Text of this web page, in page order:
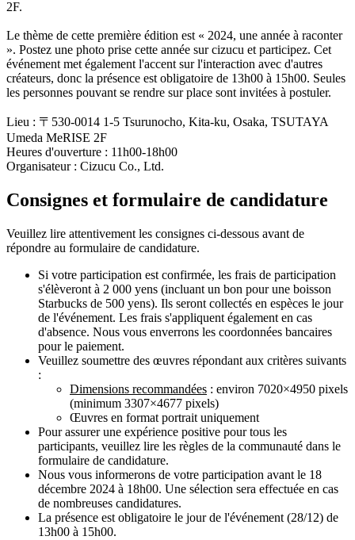
2F.
Le thème de cette première édition est « 2024, une année à raconter
». Postez une photo prise cette année sur cizucu et participez. Cet
événement met également l'accent sur l'interaction avec d'autres
créateurs, donc la présence est obligatoire de 13h00 à 15h00. Seules
les personnes pouvant se rendre sur place sont invitées à postuler.
Lieu : 〒530-0014 1-5 Tsurunocho, Kita-ku, Osaka, TSUTAYA
Umeda MeRISE 2F
Heures d'ouverture : 11h00-18h00
Organisateur : Cizucu Co., Ltd.
Consignes et formulaire de candidature
Veuillez lire attentivement les consignes ci-dessous avant de
répondre au formulaire de candidature.
Si votre participation est confirmée, les frais de participation
s'élèveront à 2 000 yens (incluant un bon pour une boisson
Starbucks de 500 yens). Ils seront collectés en espèces le jour
de l'événement. Les frais s'appliquent également en cas
d'absence. Nous vous enverrons les coordonnées bancaires
pour le paiement.
Veuillez soumettre des œuvres répondant aux critères suivants
:
Dimensions recommandées : environ 7020×4950 pixels
(minimum 3307×4677 pixels)
Œuvres en format portrait uniquement
Pour assurer une expérience positive pour tous les
participants, veuillez lire les règles de la communauté dans le
formulaire de candidature.
Nous vous informerons de votre participation avant le 18
décembre 2024 à 18h00. Une sélection sera effectuée en cas
de nombreuses candidatures.
La présence est obligatoire le jour de l'événement (28/12) de
13h00 à 15h00.